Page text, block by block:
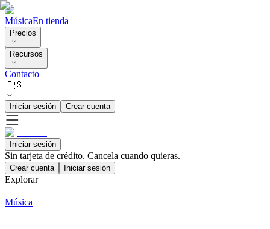
MúsicaEn tienda
Precios
Recursos
Contacto
🇪🇸
Iniciar sesión Crear cuenta
Iniciar sesión
Sin tarjeta de crédito. Cancela cuando quieras.
Crear cuenta Iniciar sesión
Explorar
Música